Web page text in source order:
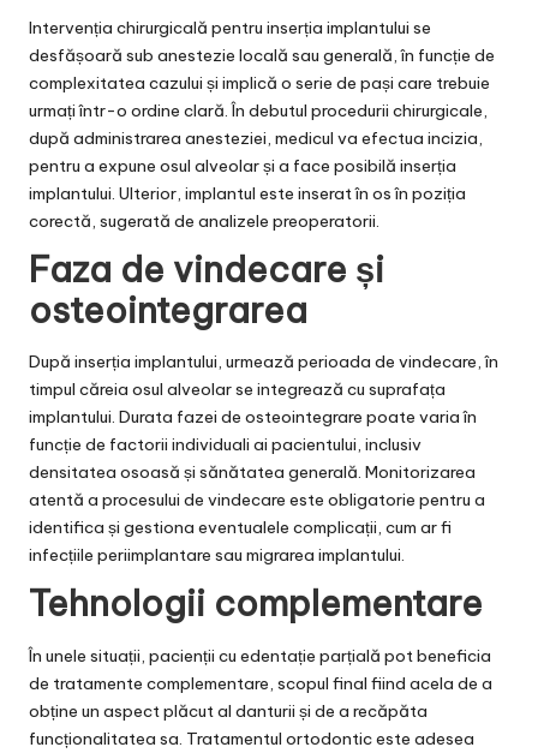
Intervenția chirurgicală pentru inserția implantului se
desfășoară sub anestezie locală sau generală, în funcție de
complexitatea cazului și implică o serie de pași care trebuie
urmați într-o ordine clară. În debutul procedurii chirurgicale,
după administrarea anesteziei, medicul va efectua incizia,
pentru a expune osul alveolar și a face posibilă inserția
implantului. Ulterior, implantul este inserat în os în poziția
corectă, sugerată de analizele preoperatorii.
Faza de vindecare și
osteointegrarea
După inserția implantului, urmează perioada de vindecare, în
timpul căreia osul alveolar se integrează cu suprafața
implantului. Durata fazei de osteointegrare poate varia în
funcție de factorii individuali ai pacientului, inclusiv
densitatea osoasă și sănătatea generală. Monitorizarea
atentă a procesului de vindecare este obligatorie pentru a
identifica și gestiona eventualele complicații, cum ar fi
infecțiile periimplantare sau migrarea implantului.
Tehnologii complementare
În unele situații, pacienții cu edentație parțială pot beneficia
de tratamente complementare, scopul final fiind acela de a
obține un aspect plăcut al danturii și de a recăpăta
funcționalitatea sa. Tratamentul ortodontic este adesea